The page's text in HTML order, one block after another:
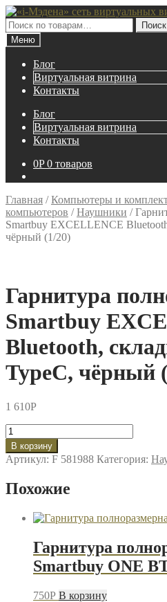
Перейти
к
навигации
Перейти
к
содержимому
Искать:
Поиск
Меню
Блог
Виртуальная витрина
Контакты
Блог
Виртуальная витрина
Контакты
0P 0 товаров
Главная /Компьютеры и
компьютеров /Наушники /
Smartbuy EXCELLENCE
чёрный (1/20)
Гарнитура
Smartbuy
Bluetooth,
TypeC, чёрный
1 610P
Количество
товара
Гарнитура
полноразмерная
EXCELLENCE
складная,
TypeC,
чёрный
В корзину
Артикул: F 581988 Категория:
Похожие
Гарнитура
Smartbuy ONE
750P В корзину